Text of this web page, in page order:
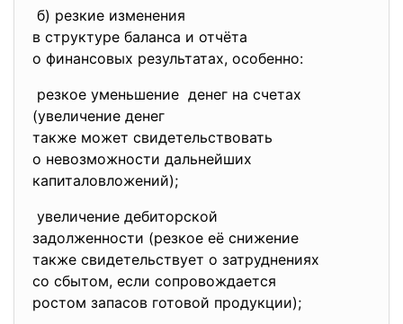
б) резкие изменения
в структуре баланса и отчёта
о финансовых результатах, особенно:
резкое уменьшение денег на счетах
(увеличение денег
также может свидетельствовать
о невозможности дальнейших
капиталовложений);
увеличение дебиторской
задолженности (резкое её снижение
также свидетельствует о затруднениях
со сбытом, если сопровождается
ростом запасов готовой продукции);